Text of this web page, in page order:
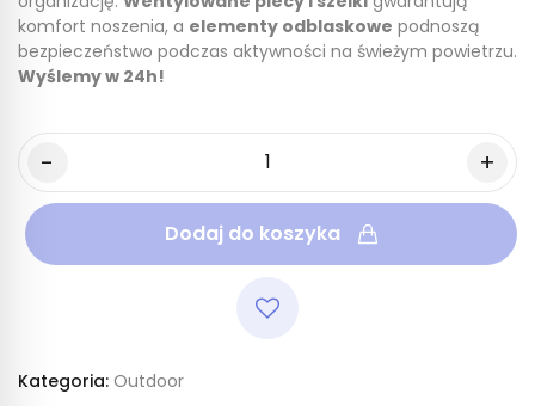
komfort noszenia, a elementy odblaskowe podnoszą
bezpieczeństwo podczas aktywności na świeżym powietrzu.
Wyślemy w 24h!
Dodaj do koszyka
Kategoria: Outdoor